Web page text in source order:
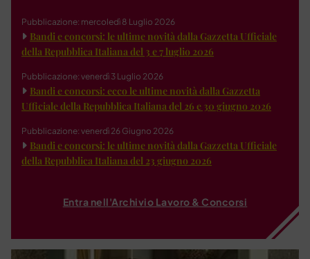
Pubblicazione: mercoledì 8 Luglio 2026
Bandi e concorsi: le ultime novità dalla Gazzetta Ufficiale
della Repubblica Italiana del 3 e 7 luglio 2026
Pubblicazione: venerdì 3 Luglio 2026
Bandi e concorsi: ecco le ultime novità dalla Gazzetta
Ufficiale della Repubblica Italiana del 26 e 30 giugno 2026
Pubblicazione: venerdì 26 Giugno 2026
Bandi e concorsi: le ultime novità dalla Gazzetta Ufficiale
della Repubblica Italiana del 23 giugno 2026
Entra nell'Archivio Lavoro & Concorsi